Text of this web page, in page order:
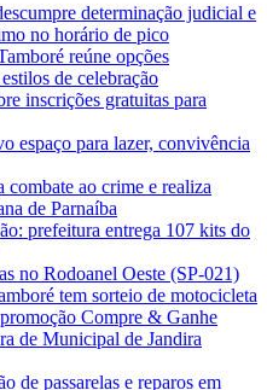
determinação judicial e
no horário de pico
reúne opções
de celebração
inscrições gratuitas para
espaço para lazer, convivência
ao crime e realiza
de Parnaíba
prefeitura entrega 107 kits do
no Rodoanel Oeste (SP-021)
tem sorteio de motocicleta
Compre & Ganhe
de Municipal de Jandira
de passarelas e reparos em